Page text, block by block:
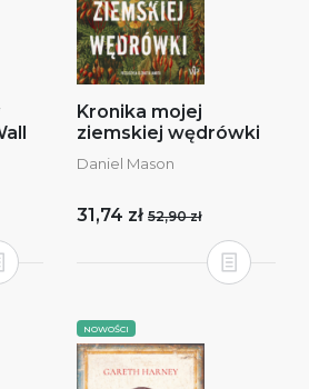
Kronika mojej
ziemskiej wędrówki
Daniel Mason
31,74 zł 52,90 zł
NOWOŚCI